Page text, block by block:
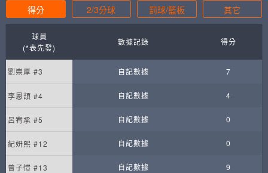
得分 2/3分球 罰球/籃板 其它
球員
(*表先發)
數據記錄 得分
劉崇厚 #3 自記數據 7
李恩頡 #4 自記數據 4
呂宥承 #5 自記數據 0
紀妍熙 #12 自記數據 0
曾子愷 #13 自記數據 9